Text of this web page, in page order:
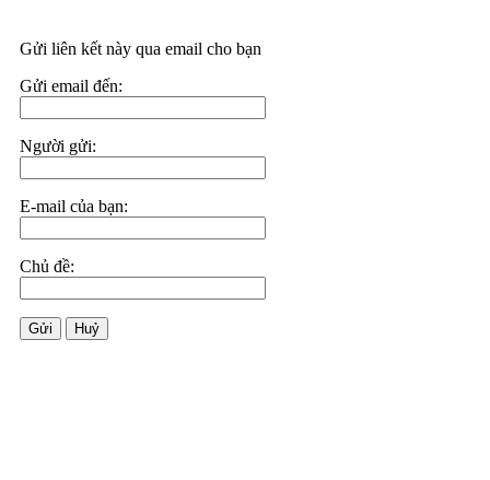
Gửi liên kết này qua email cho bạn
Gửi email đến:
Người gửi:
E-mail của bạn:
Chủ đề:
Gửi Huỷ